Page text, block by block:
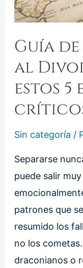
Guía
al
estos 5
Sin categoría /
Separarse
puede salir
patrones que
resumido los
no los
draconianos o